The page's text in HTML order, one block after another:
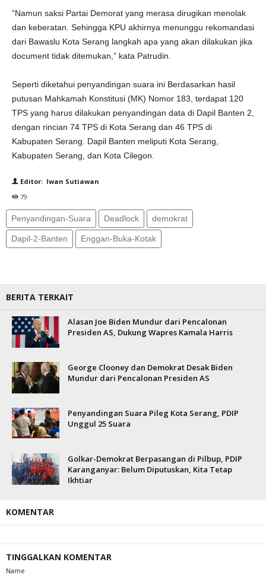
“Namun saksi Partai Demorat yang merasa dirugikan menolak
dan keberatan. Sehingga KPU akhirnya menunggu rekomandasi
dari Bawaslu Kota Serang langkah apa yang akan dilakukan jika
document tidak ditemukan,” kata Patrudin.
Seperti diketahui penyandingan suara ini Berdasarkan hasil
putusan Mahkamah Konstitusi (MK) Nomor 183, terdapat 120
TPS yang harus dilakukan penyandingan data di Dapil Banten 2,
dengan rincian 74 TPS di Kota Serang dan 46 TPS di
Kabupaten Serang. Dapil Banten meliputi Kota Serang,
Kabupaten Serang, dan Kota Cilegon.
Editor: Iwan Sutiawan
79
Penyandingan-Suara Deadlock demokrat
Dapil-2-Banten Enggan-Buka-Kotak
BERITA TERKAIT
Alasan Joe Biden Mundur dari Pencalonan
Presiden AS, Dukung Wapres Kamala Harris
George Clooney dan Demokrat Desak Biden
Mundur dari Pencalonan Presiden AS
Penyandingan Suara Pileg Kota Serang, PDIP
Unggul 25 Suara
Golkar-Demokrat Berpasangan di Pilbup, PDIP
Karanganyar: Belum Diputuskan, Kita Tetap
Ikhtiar
KOMENTAR
TINGGALKAN KOMENTAR
Name